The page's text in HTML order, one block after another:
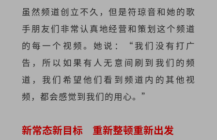
虽然频道创立不久，但是符琼音和她的歌
手朋友们非常认真地经营和策划这个频道
的每一个视频。她说：“我们没有打广
告，所以如果有人无意间刷到我们的频
道，我们希望他们看到频道内的其他视
频，都会感觉到我们的用心。”
新常态新目标 重新整顿重新出发